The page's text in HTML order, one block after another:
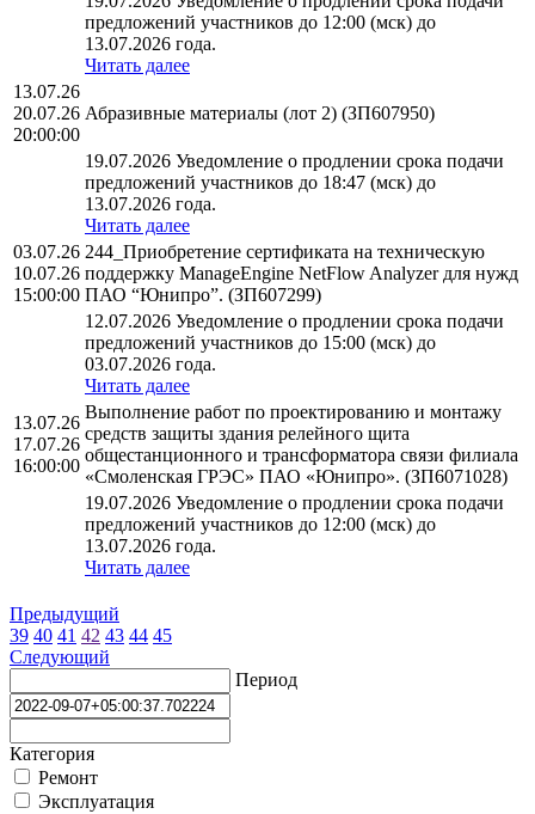
предложений участников до 12:00 (мск) до
13.07.2026 года.
Читать далее
13.07.26
20.07.26
20:00:00
Абразивные материалы (лот 2) (ЗП607950)
19.07.2026 Уведомление о продлении срока подачи
предложений участников до 18:47 (мск) до
13.07.2026 года.
Читать далее
03.07.26
10.07.26
15:00:00
244_Приобретение сертификата на техническую
поддержку ManageEngine NetFlow Analyzer для нужд
ПАО “Юнипро”. (ЗП607299)
12.07.2026 Уведомление о продлении срока подачи
предложений участников до 15:00 (мск) до
03.07.2026 года.
Читать далее
13.07.26
17.07.26
16:00:00
Выполнение работ по проектированию и монтажу
средств защиты здания релейного щита
общестанционного и трансформатора связи филиала
«Смоленская ГРЭС» ПАО «Юнипро». (ЗП6071028)
19.07.2026 Уведомление о продлении срока подачи
предложений участников до 12:00 (мск) до
13.07.2026 года.
Читать далее
Предыдущий
39 40 41 42 43 44 45
Следующий
Период
Категория
Ремонт
Эксплуатация